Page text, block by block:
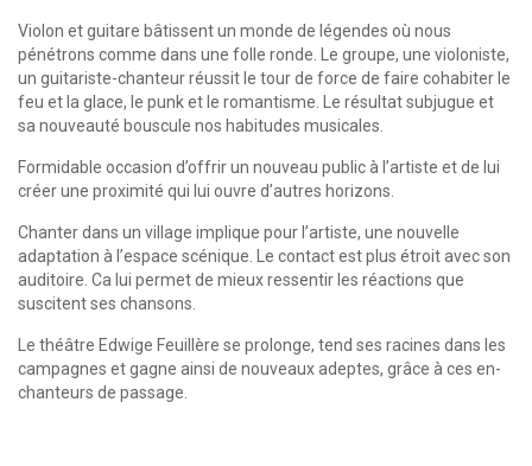
Violon et guitare bâtissent un monde de légendes où nous
pénétrons comme dans une folle ronde. Le groupe, une violoniste,
un guitariste-chanteur réussit le tour de force de faire cohabiter le
feu et la glace, le punk et le romantisme. Le résultat subjugue et
sa nouveauté bouscule nos habitudes musicales.
Formidable occasion d’offrir un nouveau public à l’artiste et de lui
créer une proximité qui lui ouvre d’autres horizons.
Chanter dans un village implique pour l’artiste, une nouvelle
adaptation à l’espace scénique. Le contact est plus étroit avec son
auditoire. Ca lui permet de mieux ressentir les réactions que
suscitent ses chansons.
Le théâtre Edwige Feuillère se prolonge, tend ses racines dans les
campagnes et gagne ainsi de nouveaux adeptes, grâce à ces en-
chanteurs de passage.